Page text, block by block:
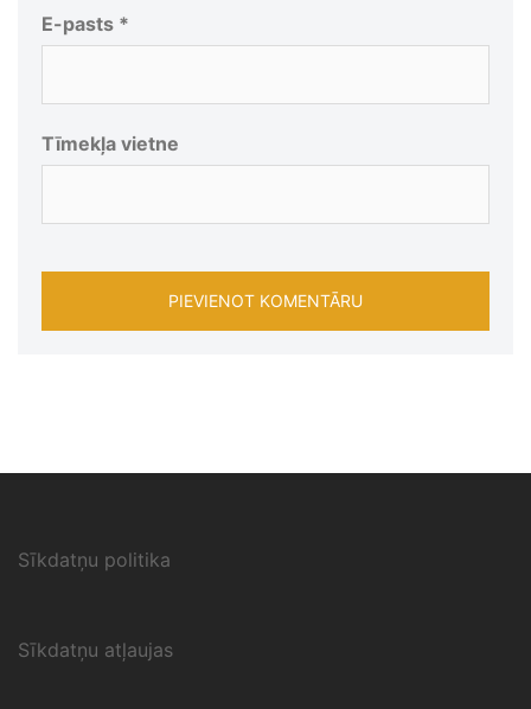
E-pasts *
Tīmekļa vietne
Sīkdatņu politika
Sīkdatņu atļaujas